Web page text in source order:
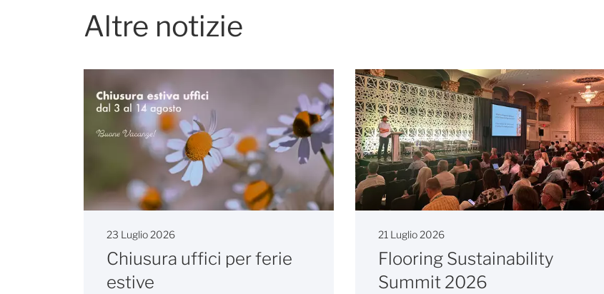
Altre notizie
23 Luglio 2026
Chiusura uffici per ferie
estive
21 Luglio 2026
Flooring Sustainability
Summit 2026